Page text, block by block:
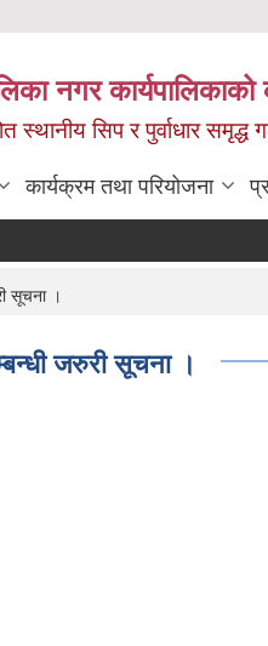
नगर
स्थानीय सिप र पुर्वाधार समृद्ध
कार्यक्रम तथा परियोजना
सूचना ।
जरुरी सूचना ।